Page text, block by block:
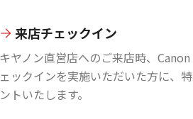
来店チェックイン
キヤノン直営店へのご来店時、
ェックインを実施いただいた方に、
ントいたします。